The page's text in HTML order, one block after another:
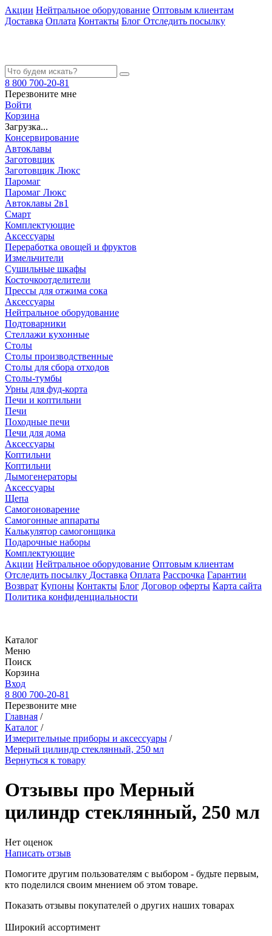
Акции Нейтральное оборудование Оптовым клиентам
Доставка Оплата Контакты Блог Отследить посылку
8 800 700-20-81
Перезвоните мне
Войти
Корзина
Загрузка...
Консервирование
Автоклавы
Заготовщик
Заготовщик Люкс
Паромаг
Паромаг Люкс
Автоклавы 2в1
Смарт
Комплектующие
Аксессуары
Переработка овощей и фруктов
Измельчители
Сушильные шкафы
Косточкоотделители
Прессы для отжима сока
Аксессуары
Нейтральное оборудование
Подтоварники
Стеллажи кухонные
Столы
Столы производственные
Столы для сбора отходов
Столы-тумбы
Урны для фуд-корта
Печи и коптильни
Печи
Походные печи
Печи для дома
Аксессуары
Коптильни
Коптильни
Дымогенераторы
Аксессуары
Щепа
Самогоноварение
Самогонные аппараты
Калькулятор самогонщика
Подарочные наборы
Комплектующие
Акции Нейтральное оборудование Оптовым клиентам
Отследить посылку Доставка Оплата Рассрочка Гарантии
Возврат Купоны Контакты Блог Договор оферты Карта сайта
Политика конфиденциальности
Каталог
Меню
Поиск
Корзина
Вход
8 800 700-20-81
Перезвоните мне
Главная /
Каталог /
Измерительные приборы и аксессуары /
Мерный цилиндр стеклянный, 250 мл
Вернуться к товару
Отзывы про Мерный
цилиндр стеклянный, 250 мл
Нет оценок
Написать отзыв
Помогите другим пользователям с выбором - будьте первым,
кто поделился своим мнением об этом товаре.
Показать отзывы покупателей о других наших товарах
Широкий ассортимент